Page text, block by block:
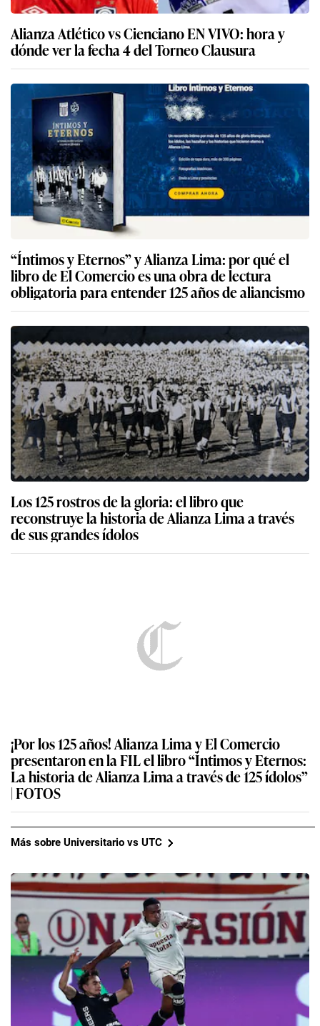
Alianza Atlético vs Cienciano EN VIVO: hora y
dónde ver la fecha 4 del Torneo Clausura
“Íntimos y Eternos” y Alianza Lima: por qué el
libro de El Comercio es una obra de lectura
obligatoria para entender 125 años de aliancismo
Los 125 rostros de la gloria: el libro que
reconstruye la historia de Alianza Lima a través
de sus grandes ídolos
¡Por los 125 años! Alianza Lima y El Comercio
presentaron en la FIL el libro “Íntimos y Eternos:
La historia de Alianza Lima a través de 125 ídolos”
| FOTOS
Más sobre Universitario vs UTC